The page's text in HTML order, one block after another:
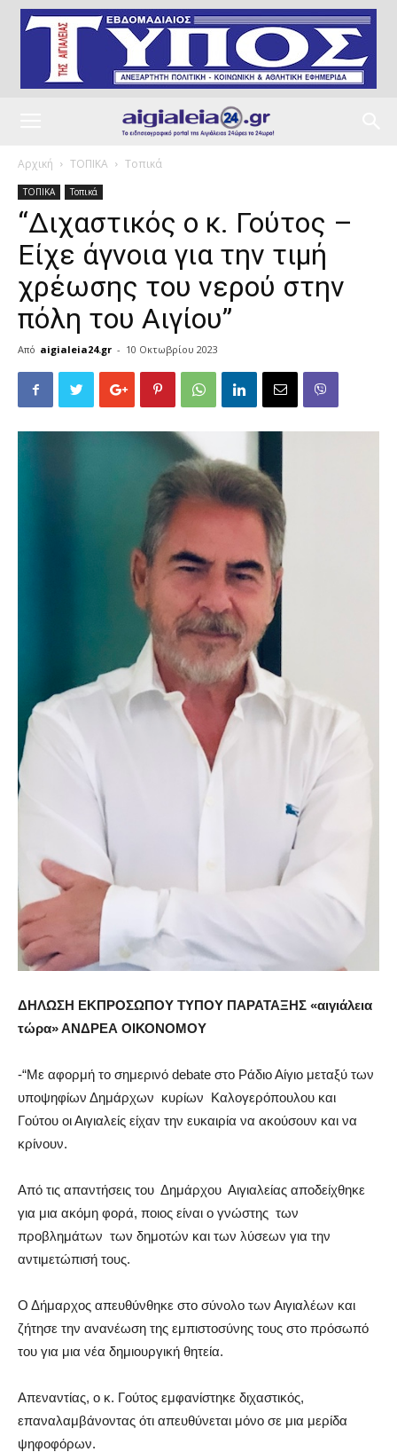
Αρχική ΤΟΠΙΚΑ Τοπικά
ΤΟΠΙΚΑ Τοπικά
“Διχαστικός ο κ. Γούτος –
Είχε άγνοια για την τιμή
χρέωσης του νερού στην
πόλη του Αιγίου”
Από aigialeia24.gr - 10 Οκτωβρίου 2023
ΔΗΛΩΣΗ ΕΚΠΡΟΣΩΠΟΥ ΤΥΠΟΥ ΠΑΡΑΤΑΞΗΣ «αιγιάλεια
τώρα» ΑΝΔΡΕΑ ΟΙΚΟΝΟΜΟΥ
-“Με αφορμή το σημερινό debate στο Ράδιο Αίγιο μεταξύ των
υποψηφίων Δημάρχων κυρίων Καλογερόπουλου και
Γούτου οι Αιγιαλείς είχαν την ευκαιρία να ακούσουν και να
κρίνουν.
Από τις απαντήσεις του Δημάρχου Αιγιαλείας αποδείχθηκε
για μια ακόμη φορά, ποιος είναι ο γνώστης των
προβλημάτων των δημοτών και των λύσεων για την
αντιμετώπισή τους.
Ο Δήμαρχος απευθύνθηκε στο σύνολο των Αιγιαλέων και
ζήτησε την ανανέωση της εμπιστοσύνης τους στο πρόσωπό
του για μια νέα δημιουργική θητεία.
Απεναντίας, ο κ. Γούτος εμφανίστηκε διχαστικός,
επαναλαμβάνοντας ότι απευθύνεται μόνο σε μια μερίδα
ψηφοφόρων.